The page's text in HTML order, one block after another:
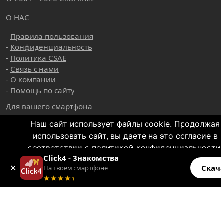
Наш сайт использует файлы cookie. Продолжая
использовать сайт, вы даете на это согласие в
соответствии с политикой
О НАС
- Правила пользования
- Конфиденциальность
- Политика CSAE
- Связь с нами
- О компании
- Помощь по сайту
Для вашего смартфона
✕
Click4 - Знакомства
На твоём смартфоне
★★★★★